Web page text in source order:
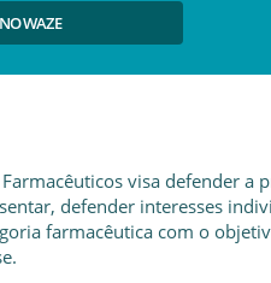
WAZE
visa defender
defender interesses
farmacêutica com o